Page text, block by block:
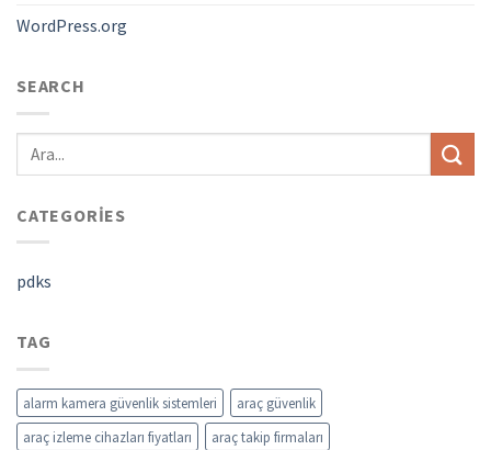
WordPress.org
SEARCH
CATEGORIES
pdks
TAG
alarm kamera güvenlik sistemleri
araç güvenlik
araç izleme cihazları fiyatları
araç takip firmaları